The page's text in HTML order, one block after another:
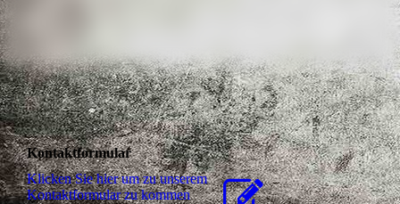
Kontaktformular
Klicken Sie hier um zu unserem
Kon­takt­for­mu­lar zu kommen